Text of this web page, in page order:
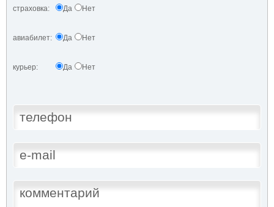
страховка: Да Нет
авиабилет: Да Нет
курьер: Да Нет